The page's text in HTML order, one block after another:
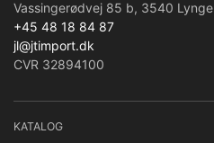
Vassingerødvej 85 b, 3540 Lynge
+45 48 18 84 87
jl@jtimport.dk
CVR 32894100
KATALOG